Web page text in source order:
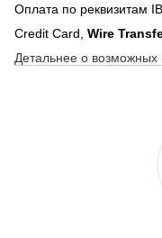
Оплата по реквизитам
Credit Card, Wire
Детальнее о возможных